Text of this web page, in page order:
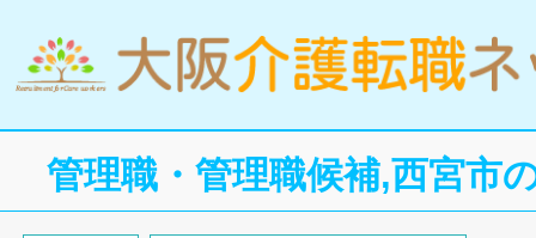
管理職・管理職候補,西宮市